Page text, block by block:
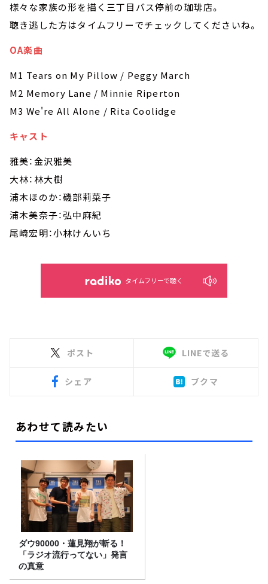
様々な家族の形を描く三丁目バス停前の珈琲店。
聴き逃した方はタイムフリーでチェックしてくださいね。
OA楽曲
M1 Tears on My Pillow / Peggy March
M2 Memory Lane / Minnie Riperton
M3 We're All Alone / Rita Coolidge
キャスト
雅美：金沢雅美
大林：林大樹
浦木ほのか：磯部莉菜子
浦木美奈子：弘中麻紀
尾崎宏明：小林けんいち
タイムフリーで聴く
ポスト LINEで送る
シェア ブクマ
あわせて読みたい
ダウ90000・蓮見翔が斬る！
「ラジオ流行ってない」発言
の真意